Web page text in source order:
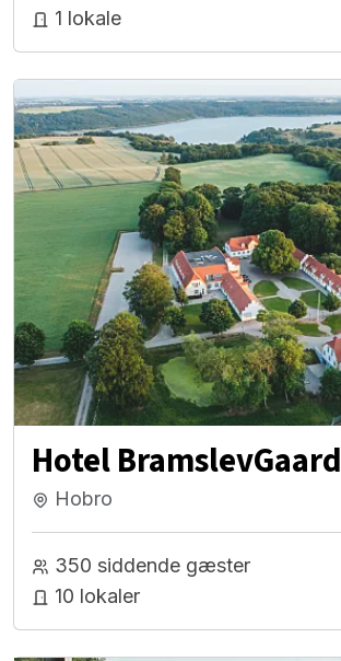
1 lokale
Hotel BramslevGaard
Hobro
350 siddende gæster
10 lokaler